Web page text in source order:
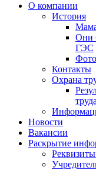
О компании
История
Они
ГЭС
Контакты
Охрана
труда
Новости
Вакансии
Раскрытие